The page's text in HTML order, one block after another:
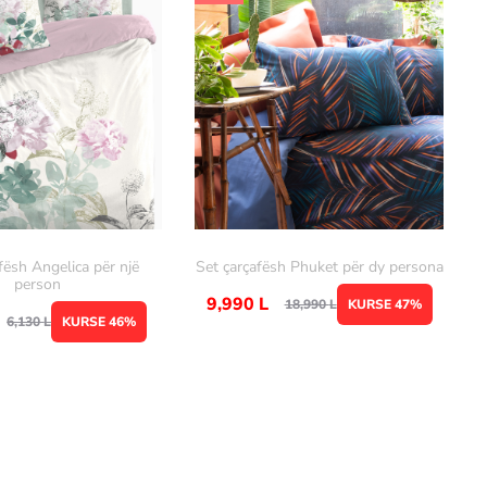
Angelica për një
person
KURSE 46%
6,130L
Set çarçafësh Phuket për dy persona
KURSE 47%
18,990L
9,990 L